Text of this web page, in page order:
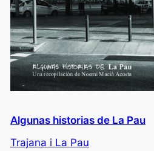
Algunas historias de La Pau
Trajana i La Pau